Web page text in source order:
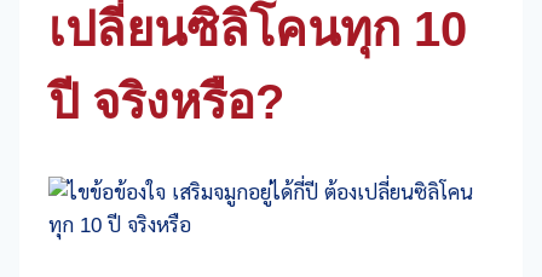
เปลี่ยนซิลิโคนทุก 10
ปี จริงหรือ?